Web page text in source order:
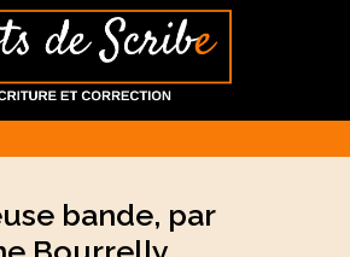
bande, par